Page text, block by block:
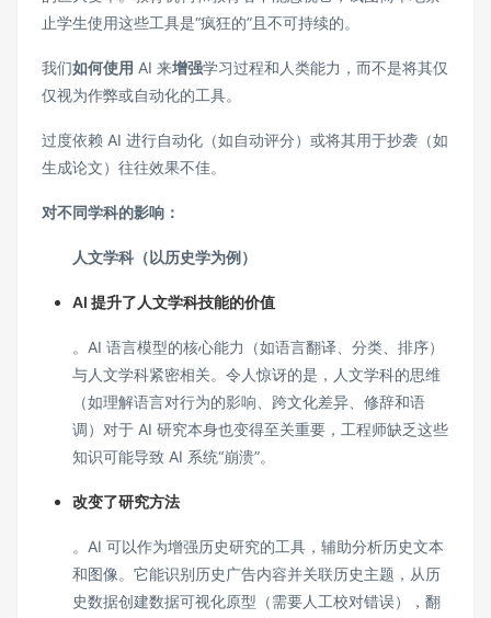
止学生使用这些工具是“疯狂的”且不可持续的。
我们如何使用 AI 来增强学习过程和人类能力，而不是将其仅
仅视为作弊或自动化的工具。
过度依赖 AI 进行自动化（如自动评分）或将其用于抄袭（如
生成论文）往往效果不佳。
对不同学科的影响：
人文学科（以历史学为例）
AI 提升了人文学科技能的价值
。AI 语言模型的核心能力（如语言翻译、分类、排序）
与人文学科紧密相关。令人惊讶的是，人文学科的思维
（如理解语言对行为的影响、跨文化差异、修辞和语
调）对于 AI 研究本身也变得至关重要，工程师缺乏这些
知识可能导致 AI 系统“崩溃”。
改变了研究方法
。AI 可以作为增强历史研究的工具，辅助分析历史文本
和图像。它能识别历史广告内容并关联历史主题，从历
史数据创建数据可视化原型（需要人工校对错误），翻